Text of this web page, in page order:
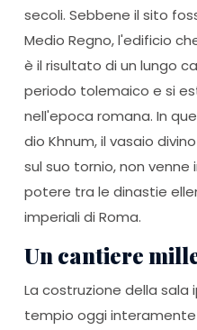
secoli. Sebbene il sito
Medio Regno, l'edificio
è il risultato di un lungo
periodo tolemaico e si
nell'epoca romana. In
dio Khnum, il vasaio
sul suo tornio, non
potere tra le dinastie
imperiali di Roma.
Un cantiere
La costruzione della sala
tempio oggi